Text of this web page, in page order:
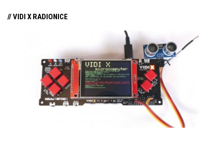
// VIDI X RADIONICE